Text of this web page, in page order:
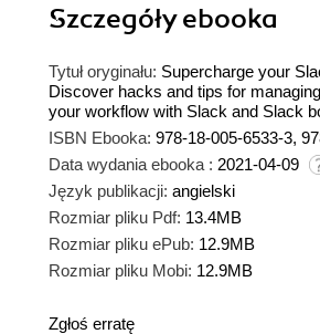
Szczegółyebooka
Tytuł oryginału: Supercharge your
Discover hacks and tips for
your workflow with Slack and Slack
ISBN Ebooka: 978-18-005-6533-3,
Data wydania ebooka : 2021-04-09
Język publikacji: angielski
Rozmiar pliku Pdf: 13.4MB
Rozmiar pliku ePub: 12.9MB
Rozmiar pliku Mobi: 12.9MB
Zgłoś erratę